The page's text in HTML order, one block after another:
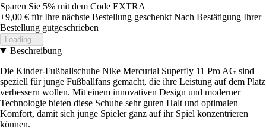
Sparen Sie 5% mit dem Code EXTRA
+9,00 € für Ihre nächste Bestellung geschenkt Nach Bestätigung Ihrer
Bestellung gutgeschrieben
Loading...
Beschreibung
Die Kinder-Fußballschuhe Nike Mercurial Superfly 11 Pro AG sind
speziell für junge Fußballfans gemacht, die ihre Leistung auf dem Platz
verbessern wollen. Mit einem innovativen Design und moderner
Technologie bieten diese Schuhe sehr guten Halt und optimalen
Komfort, damit sich junge Spieler ganz auf ihr Spiel konzentrieren
können.